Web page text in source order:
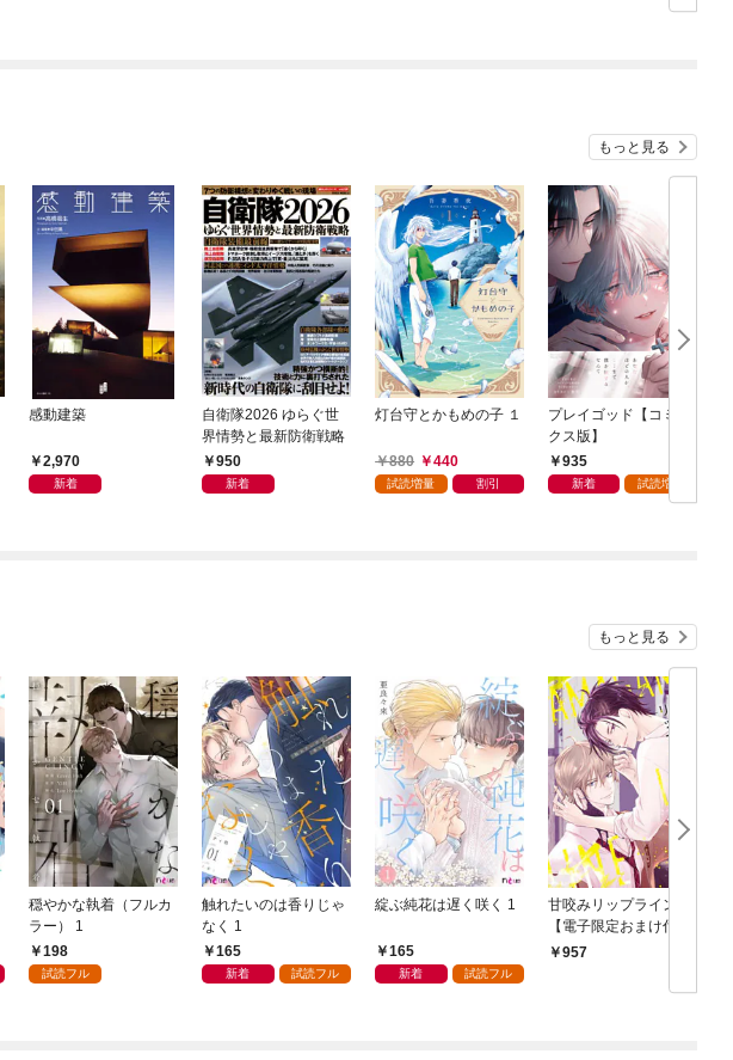
もっと見る
感動建築
2,970
新着
自衛隊2026 ゆらぐ世
界情勢と最新防衛戦略
950
新着
灯台守とかもめの子 １
880 440
試読増量 割引
プレイゴッド【コミッ
クス版】
935
新着 試読増量
もっと見る
穏やかな執着（フルカ
ラー） 1
198
試読フル
触れたいのは香りじゃ
なく 1
165
新着 試読フル
綻ぶ純花は遅く咲く 1
165
新着 試読フル
甘咬みリップライン
【電子限定おまけ付
き】957